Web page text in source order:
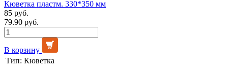
Кюветка пластм. 330*350 мм
85 руб.
79.90 руб.
В корзину
Тип: Кюветка